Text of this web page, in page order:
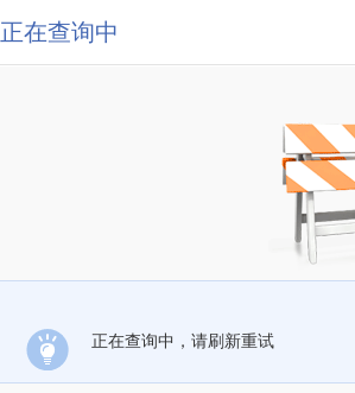
正在查询中
正在查询中，请刷新重试